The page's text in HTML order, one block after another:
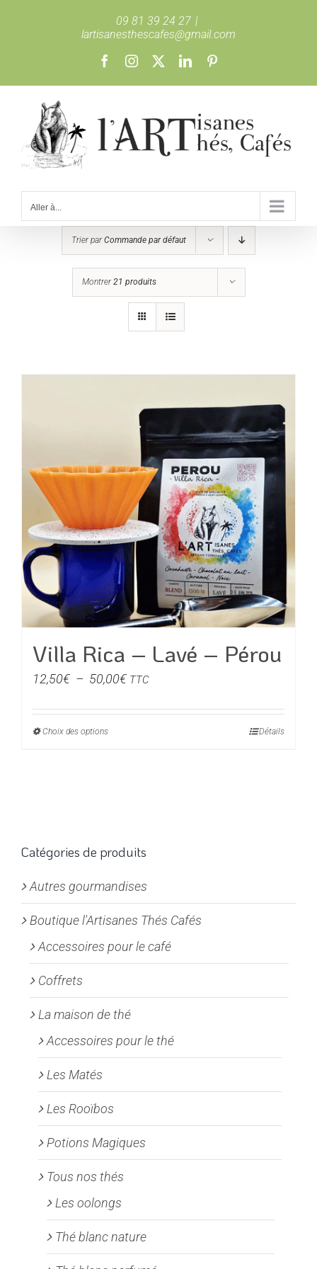
09 81 39 24 27 |
lartisanesthescafes@gmail.com
FacebookInstagram LinkedIn
Aller à...
Trier parCommande par défaut
Montrer21 produits
Villa Rica – Lavé – Pérou
12,50€ – 50,00€Plage
prix :
TTC
Choix des optionsCe
options
être
choisies
sur
la
page
produit
Détails
Catégories de produits
Autres gourmandises
Boutique l'Artisanes Thés Cafés
Accessoires pour le café
Coffrets
La maison de thé
Accessoires pour le thé
Les Matés
Les Rooïbos
Potions Magiques
Tous nos thés
Les oolongs
Thé blanc nature